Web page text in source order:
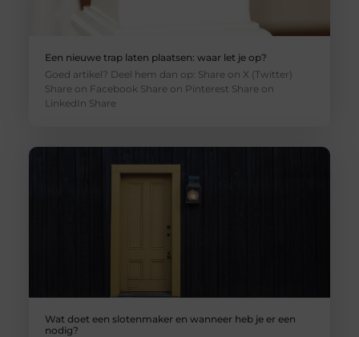
Een nieuwe trap laten plaatsen: waar let je op?
Goed artikel? Deel hem dan op: Share on X (Twitter)
Share on Facebook Share on Pinterest Share on
LinkedIn Share
Wat doet een slotenmaker en wanneer heb je er een
nodig?